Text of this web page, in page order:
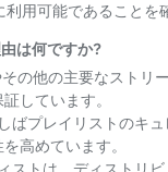
用可能であることを
は何ですか?
の他の主要なストリ
しています。
ばプレイリストのキ
高めています。